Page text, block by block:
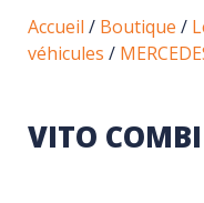
Accueil / Boutique /
véhicules /
VITO